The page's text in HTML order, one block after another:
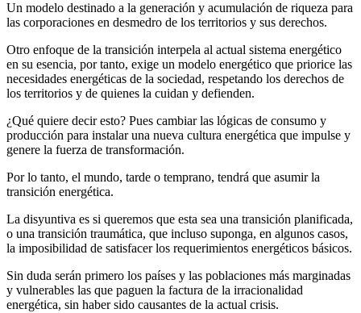
Un modelo destinado a la generación y acumulación de riqueza para
las corporaciones en desmedro de los territorios y sus derechos.
Otro enfoque de la transición interpela al actual sistema energético
en su esencia, por tanto, exige un modelo energético que priorice las
necesidades energéticas de la sociedad, respetando los derechos de
los territorios y de quienes la cuidan y defienden.
¿Qué quiere decir esto? Pues cambiar las lógicas de consumo y
producción para instalar una nueva cultura energética que impulse y
genere la fuerza de transformación.
Por lo tanto, el mundo, tarde o temprano, tendrá que asumir la
transición energética.
La disyuntiva es si queremos que esta sea una transición planificada,
o una transición traumática, que incluso suponga, en algunos casos,
la imposibilidad de satisfacer los requerimientos energéticos básicos.
Sin duda serán primero los países y las poblaciones más marginadas
y vulnerables las que paguen la factura de la irracionalidad
energética, sin haber sido causantes de la actual crisis.